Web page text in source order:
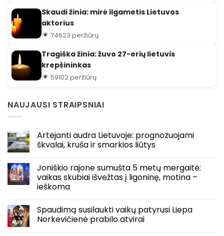
Skaudi žinia: mirė ilgametis Lietuvos
aktorius
74623 peržiūrų
Tragiška žinia: žuvo 27-erių lietuvis
krepšininkas
59102 peržiūrų
NAUJAUSI STRAIPSNIAI
Artėjanti audra Lietuvoje: prognozuojami
škvalai, kruša ir smarkios liūtys
Joniškio rajone sumušta 5 metų mergaitė:
vaikas skubiai išvežtas į ligoninę, motina –
ieškoma
Spaudimą susilaukti vaikų patyrusi Liepa
Norkevičienė prabilo atvirai